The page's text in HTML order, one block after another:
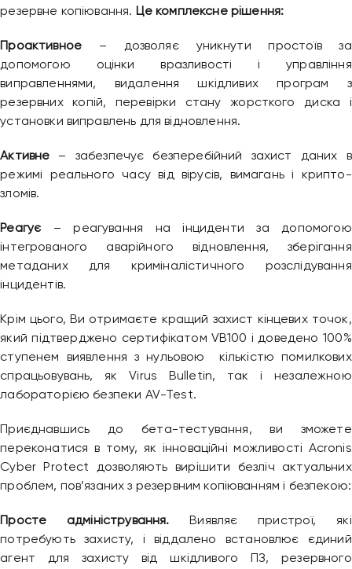
резервне копіювання. Це комплексне рішення:
Проактивное – дозволяє уникнути простоїв за
допомогою оцінки вразливості і управління
виправленнями, видалення шкідливих програм з
резервних копій, перевірки стану жорсткого диска і
установки виправлень для відновлення.
Активне – забезпечує безперебійний захист даних в
режимі реального часу від вірусів, вимагань і крипто-
зломів.
Реагує– реагування на інциденти за допомогою
інтегрованого аварійного відновлення, зберігання
метаданих для криміналістичного розслідування
інцидентів.
Крім цього, Ви отримаєте кращий захист кінцевих точок,
який підтверджено сертифікатом VB100 і доведено 100%
ступенем виявлення з нульовою кількістю помилкових
спрацьовувань, як Virus Bulletin, так і незалежною
лабораторією безпеки AV-Test.
Приєднавшись до бета-тестування, ви зможете
переконатися в тому, як інноваційні можливості Acronis
Cyber ​​Protect дозволяють вирішити безліч актуальних
проблем, пов’язаних з резервним копіюванням і безпекою:
Просте адміністрування. Виявляє пристрої, які
потребують захисту, і віддалено встановлює єдиний
агент для захисту від шкідливого ПЗ, резервного